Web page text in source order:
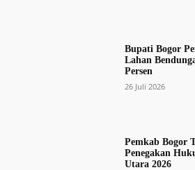
Bupati Bogor
Lahan
Persen
26 Juli 2026
Pemkab Bogor
Penegakan
Utara 2026